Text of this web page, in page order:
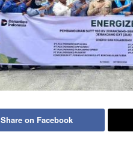
Share on Facebook